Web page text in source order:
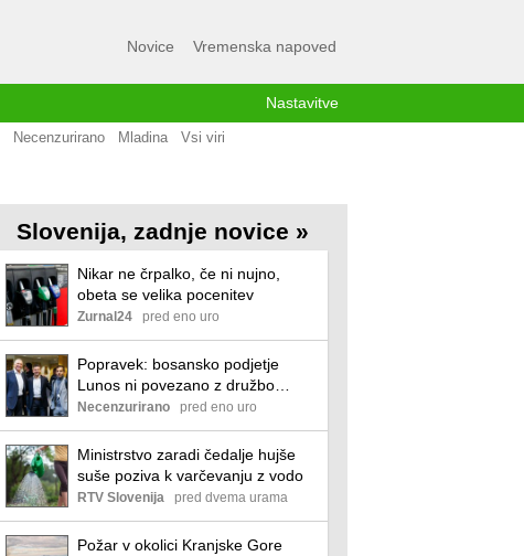
Novice Vremenska napoved
Nastavitve
Necenzurirano Mladina Vsi viri
Slovenija, zadnje novice »
Nikar ne črpalko, če ni nujno,
obeta se velika pocenitev
Zurnal24 pred eno uro
Popravek: bosansko podjetje
Lunos ni povezano z družbo
Lunos Slovenija
Necenzurirano pred eno uro
Ministrstvo zaradi čedalje hujše
suše poziva k varčevanju z vodo
RTV Slovenija pred dvema urama
Požar v okolici Kranjske Gore